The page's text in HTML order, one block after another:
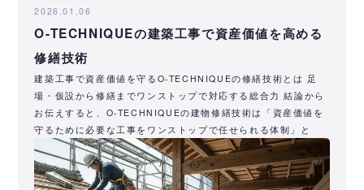
2026.01.06
O-TECHNIQUEの建築工事で資産価値を高める
修繕技術
建築工事で資産価値を守るO-TECHNIQUEの修繕技術とは 足
場・仮設から修繕までワンストップで対応する総合力 結論から
お伝えすると、O-TECHNIQUEの建物修繕技術は「資産価値を
守るために必要な工事をワンストップで任せられる体制」と